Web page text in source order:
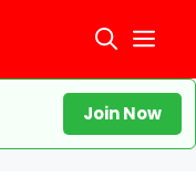
Join Now